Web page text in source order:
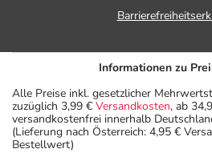
Informationen zu
Alle Preise inkl. gesetzlicher
zuzüglich 3,99 € Versandkosten, ab
versandkostenfrei innerhalb
(Lieferung nach Österreich: 4,95 €
Bestellwert)